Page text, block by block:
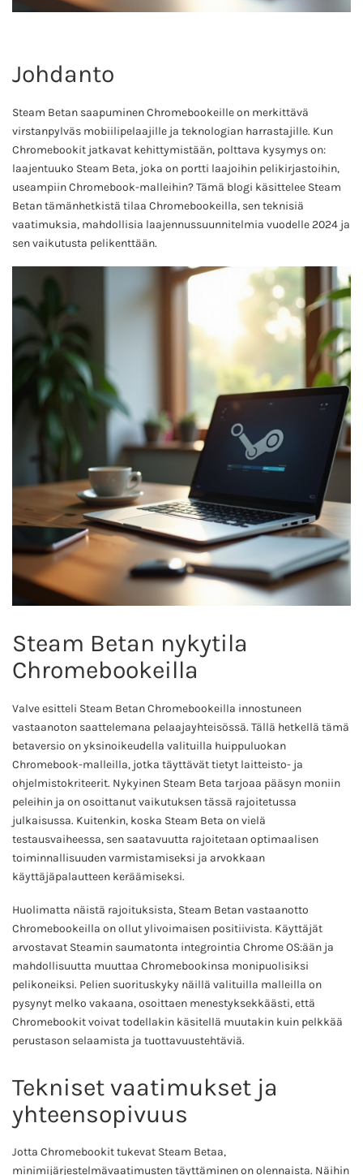
Johdanto
Steam Betan saapuminen Chromebookeille on merkittävä
virstanpylväs mobiilipelaajille ja teknologian harrastajille. Kun
Chromebookit jatkavat kehittymistään, polttava kysymys on:
laajentuuko Steam Beta, joka on portti laajoihin pelikirjastoihin,
useampiin Chromebook-malleihin? Tämä blogi käsittelee Steam
Betan tämänhetkistä tilaa Chromebookeilla, sen teknisiä
vaatimuksia, mahdollisia laajennussuunnitelmia vuodelle 2024 ja
sen vaikutusta pelikenttään.
Steam Betan nykytila
Chromebookeilla
Valve esitteli Steam Betan Chromebookeilla innostuneen
vastaanoton saattelemana pelaajayhteisössä. Tällä hetkellä tämä
betaversio on yksinoikeudella valituilla huippuluokan
Chromebook-malleilla, jotka täyttävät tietyt laitteisto- ja
ohjelmistokriteerit. Nykyinen Steam Beta tarjoaa pääsyn moniin
peleihin ja on osoittanut vaikutuksen tässä rajoitetussa
julkaisussa. Kuitenkin, koska Steam Beta on vielä
testausvaiheessa, sen saatavuutta rajoitetaan optimaalisen
toiminnallisuuden varmistamiseksi ja arvokkaan
käyttäjäpalautteen keräämiseksi.
Huolimatta näistä rajoituksista, Steam Betan vastaanotto
Chromebookeilla on ollut ylivoimaisen positiivista. Käyttäjät
arvostavat Steamin saumatonta integrointia Chrome OS:ään ja
mahdollisuutta muuttaa Chromebookinsa monipuolisiksi
pelikoneiksi. Pelien suorituskyky näillä valituilla malleilla on
pysynyt melko vakaana, osoittaen menestyksekkäästi, että
Chromebookit voivat todellakin käsitellä muutakin kuin pelkkää
perustason selaamista ja tuottavuustehtäviä.
Tekniset vaatimukset ja
yhteensopivuus
Jotta Chromebookit tukevat Steam Betaa,
minimijärjestelmävaatimusten täyttäminen on olennaista. Näihin